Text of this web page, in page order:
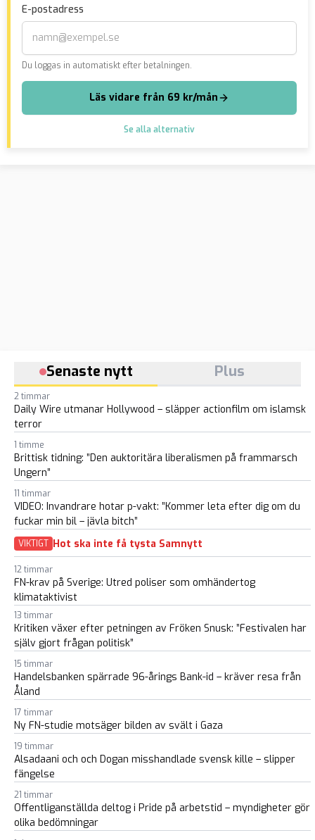
E-postadress
Du loggas in automatiskt efter betalningen.
Läs vidare från 69 kr/mån
Se alla alternativ
Senaste nytt Plus
2 timmar
Daily Wire utmanar Hollywood – släpper actionfilm om islamsk
terror
1 timme
Brittisk tidning: ”Den auktoritära liberalismen på frammarsch
Ungern”
11 timmar
VIDEO: Invandrare hotar p-vakt: ”Kommer leta efter dig om du
fuckar min bil – jävla bitch”
VIKTIGT Hot ska inte få tysta Samnytt
12 timmar
FN-krav på Sverige: Utred poliser som omhändertog
klimataktivist
13 timmar
Kritiken växer efter petningen av Fröken Snusk: ”Festivalen har
själv gjort frågan politisk”
15 timmar
Handelsbanken spärrade 96-årings Bank-id – kräver resa från
Åland
17 timmar
Ny FN-studie motsäger bilden av svält i Gaza
19 timmar
Alsadaani och och Dogan misshandlade svensk kille – slipper
fängelse
21 timmar
Offentliganställda deltog i Pride på arbetstid – myndigheter gör
olika bedömningar